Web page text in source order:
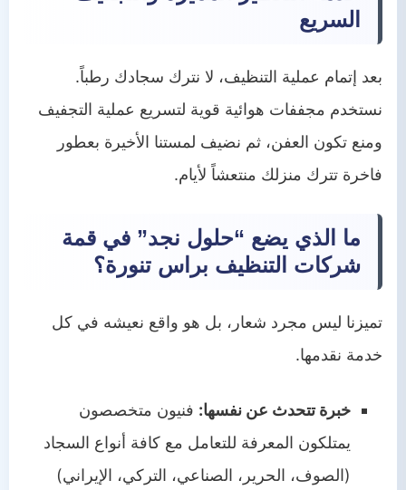
السريع
بعد إتمام عملية التنظيف، لا نترك سجادك رطباً.
نستخدم مجففات هوائية قوية لتسريع عملية التجفيف
ومنع تكون العفن، ثم نضيف لمستنا الأخيرة بعطور
فاخرة تترك منزلك منتعشاً لأيام.
ما الذي يضع “حلول نجد” في قمة
شركات التنظيف براس تنورة؟
تميزنا ليس مجرد شعار، بل هو واقع نعيشه في كل
خدمة نقدمها.
خبرة تتحدث عن نفسها: فنيون متخصصون
يمتلكون المعرفة للتعامل مع كافة أنواع السجاد
(الصوف، الحرير، الصناعي، التركي، الإيراني)